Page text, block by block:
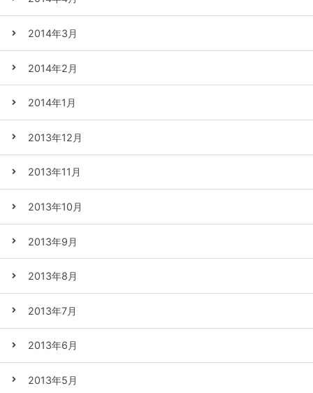
2014年3月
2014年2月
2014年1月
2013年12月
2013年11月
2013年10月
2013年9月
2013年8月
2013年7月
2013年6月
2013年5月